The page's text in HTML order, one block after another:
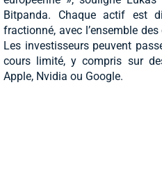
Bitpanda. Chaque actif est
fractionné, avec l’ensemble
Les investisseurs peuvent
cours limité, y compris sur
Apple, Nvidia ou Google.